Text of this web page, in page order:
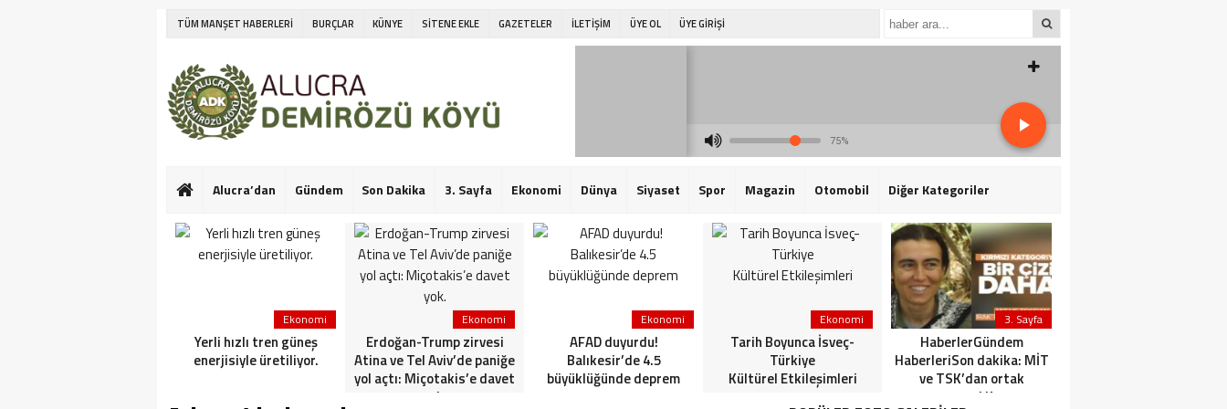
TÜM MANŞET HABERLERİ BURÇLAR KÜNYE SİTENE EKLE GAZETELER İLETİŞİM ÜYE OL ÜYE GİRİŞİ
75%
Alucra’dan Gündem Son Dakika 3. Sayfa Ekonomi Dünya Siyaset Spor Magazin Otomobil Diğer Kategoriler
Ekonomi
Yerli hızlı tren güneş
enerjisiyle üretiliyor.
Ekonomi
Erdoğan-Trump zirvesi
Atina ve Tel Aviv’de paniğe
yol açtı: Miçotakis’e davet
yok.
Ekonomi
AFAD duyurdu!
Balıkesir’de 4.5
büyüklüğünde deprem
Ekonomi
Tarih Boyunca İsveç-
Türkiye
Kültürel Etkileşimleri
3. Sayfa
HaberlerGündem
HaberleriSon dakika: MİT
ve TSK’dan ortak
operasyon! Kırmızı